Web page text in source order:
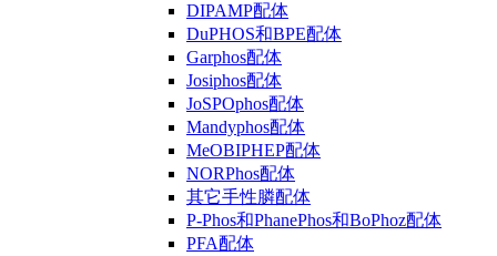
DIPAMP配体
DuPHOS和BPE配体
Garphos配体
Josiphos配体
JoSPOphos配体
Mandyphos配体
MeOBIPHEP配体
NORPhos配体
其它手性膦配体
P-Phos和PhanePhos和BoPhoz配体
PFA配体